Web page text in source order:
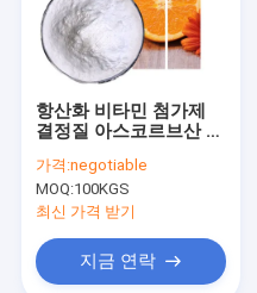
항산화 비타민 첨가제
결정질 아스코르브산 비
가격:negotiable
MOQ:100KGS
최신 가격 받기
지금 연락